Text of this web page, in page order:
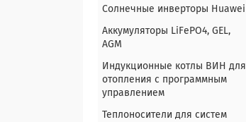
Солнечные инверторы Huawei
Аккумуляторы LiFePO4, GEL,
AGM
Индукционные котлы ВИН для
отопления с программным
управлением
Теплоносители для систем